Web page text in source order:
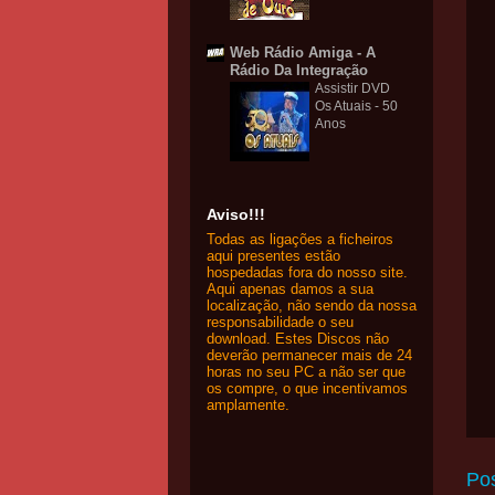
Web Rádio Amiga - A
Rádio Da Integração
Assistir DVD
Os Atuais - 50
Anos
Aviso!!!
Todas as ligações a ficheiros
aqui presentes estão
hospedadas fora do nosso site.
Aqui apenas damos a sua
localização, não sendo da nossa
responsabilidade o seu
download. Estes Discos não
deverão permanecer mais de 24
horas no seu PC a não ser que
os compre, o que incentivamos
amplamente.